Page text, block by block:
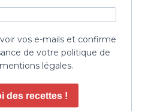
vos e-mails et confirme
de votre politique de
légales.
des recettes !